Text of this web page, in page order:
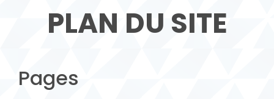
PLAN DU SITE
Pages